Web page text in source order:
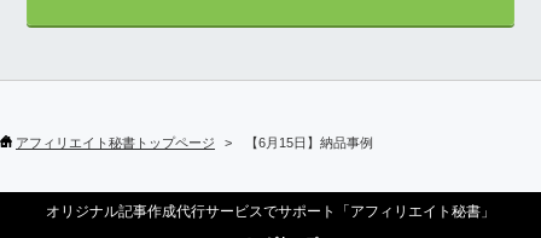
アフィリエイト秘書トップページ 【6月15日】納品事例
オリジナル記事作成代行サービスでサポート「アフィリエイト秘書」